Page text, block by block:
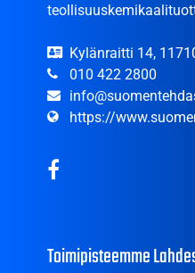
Kylänraitti 14,
010 422 2800
https://
Toimipisteemme